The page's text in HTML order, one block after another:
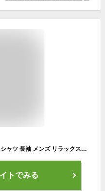
[Re-AP] リ.エーピー 裏ボア チェックシャツ 長袖 メンズ リラックスシルエット チェックネルシャツ ヴィンテージ加工 (L, サックス)
トでみる